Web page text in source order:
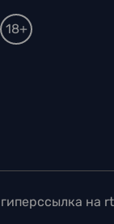
18+
на